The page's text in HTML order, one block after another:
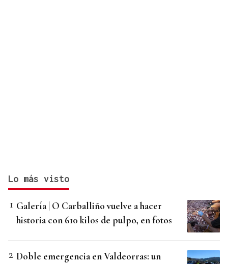
Lo más visto
Galería | O Carballiño vuelve a hacer
historia con 610 kilos de pulpo, en fotos
Doble emergencia en Valdeorras: un